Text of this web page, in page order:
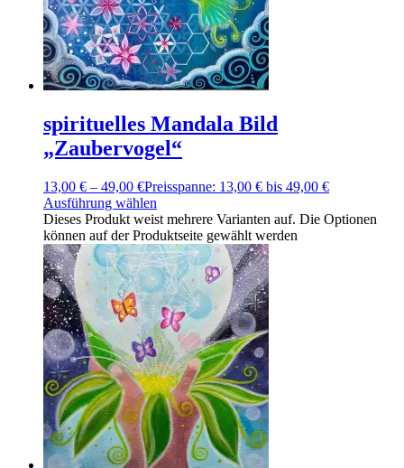
spirituelles Mandala Bild
„Zaubervogel“
13,00 € – 49,00 €Preisspanne: 13,00 € bis 49,00 €
Ausführung wählen
Dieses Produkt weist mehrere Varianten auf. Die Optionen
können auf der Produktseite gewählt werden